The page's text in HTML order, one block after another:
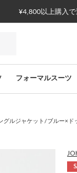
¥4,800以上購入
フォーマルスーツ
グルジャケット/ブルー×ド